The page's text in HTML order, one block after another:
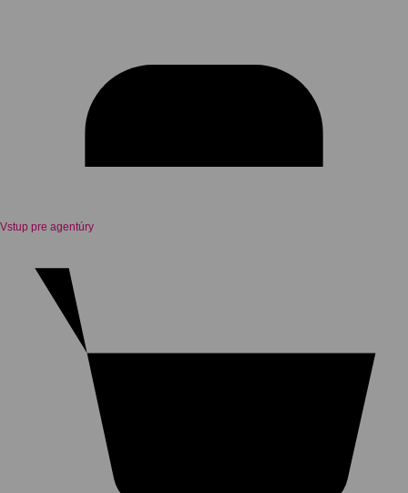
Vstup pre agentúry